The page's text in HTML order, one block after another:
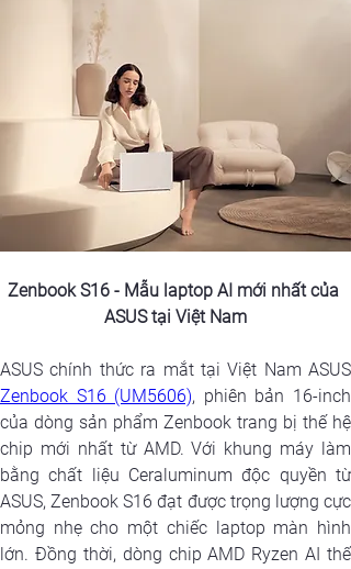
Zenbook S16 - Mẫu laptop AI mới nhất của
ASUS tại Việt Nam
Zenbook S16 (UM5606), phiên bản 16-inch
của dòng sản phẩm Zenbook trang bị thế hệ
chip mới nhất từ AMD. Với khung máy làm
bằng chất liệu Ceraluminum độc quyền từ
ASUS, Zenbook S16 đạt được trọng lượng cực
mỏng nhẹ cho một chiếc laptop màn hình
lớn. Đồng thời, dòng chip AMD Ryzen AI thế